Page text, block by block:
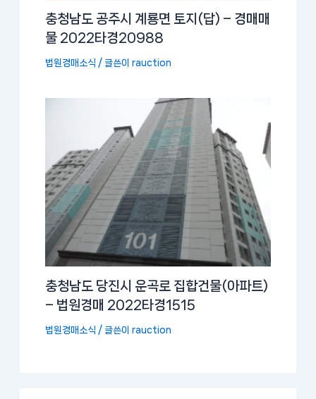
충청남도 공주시 계룡면 토지(답) – 경매매
물 2022타경20988
법원경매소식 / 글쓴이rauction
충청남도 당진시 운곡로 집합건물(아파트)
– 법원경매 2022타경1515
법원경매소식 / 글쓴이rauction